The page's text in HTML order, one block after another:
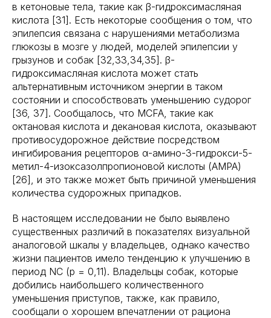
в кетоновые тела, такие как β-гидроксимасляная
кислота [31]. Есть некоторые сообщения о том, что
эпилепсия связана с нарушениями метаболизма
глюкозы в мозге у людей, моделей эпилепсии у
грызунов и собак [32,33,34,35]. β-
гидроксимасляная кислота может стать
альтернативным источником энергии в таком
состоянии и способствовать уменьшению судорог
[36, 37]. Сообщалось, что MCFA, такие как
октановая кислота и декановая кислота, оказывают
противосудорожное действие посредством
ингибирования рецепторов α-амино-3-гидрокси-5-
метил-4-изоксазолпропионовой кислоты (AMPA)
[26], и это также может быть причиной уменьшения
количества судорожных припадков.
В настоящем исследовании не было выявлено
существенных различий в показателях визуальной
аналоговой шкалы у владельцев, однако качество
жизни пациентов имело тенденцию к улучшению в
период NC (р = 0,11). Владельцы собак, которые
добились наибольшего количественного
уменьшения приступов, также, как правило,
сообщали о хорошем впечатлении от рациона